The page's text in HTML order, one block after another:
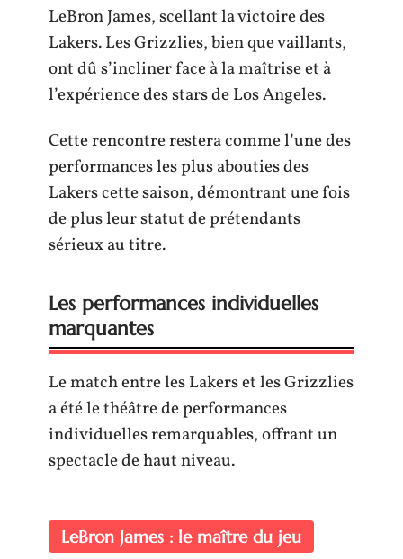
LeBron James, scellant la victoire des
Lakers. Les Grizzlies, bien que vaillants,
ont dû s’incliner face à la maîtrise et à
l’expérience des stars de Los Angeles.
Cette rencontre restera comme l’une des
performances les plus abouties des
Lakers cette saison, démontrant une fois
de plus leur statut de prétendants
sérieux au titre.
Les performances individuelles
marquantes
Le match entre les Lakers et les Grizzlies
a été le théâtre de performances
individuelles remarquables, offrant un
spectacle de haut niveau.
LeBron James : le maître du jeu